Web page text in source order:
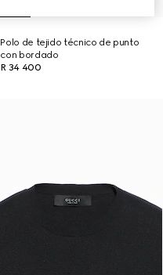
Polo de tejido técnico de punto
con bordado
R 34 400